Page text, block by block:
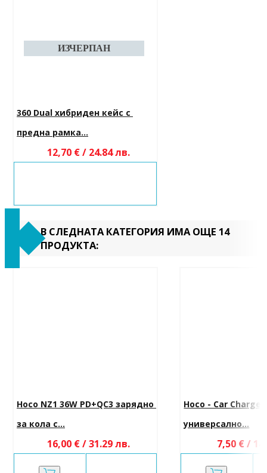
360 Dual хибриден кейс с
предна рамка...
12,70 € / 24.84 лв.
В СЛЕДНАТА КАТЕГОРИЯ ИМА ОЩЕ 14
ПРОДУКТА:
Hoco NZ1 36W PD+QC3 зарядно
за кола с...
16,00 € / 31.29 лв.
Hoco - Car
универсално...
7,50 € /